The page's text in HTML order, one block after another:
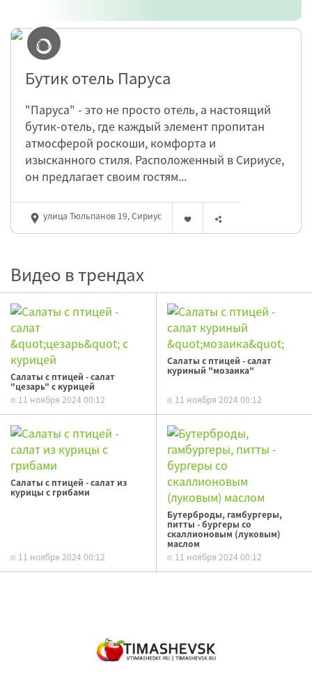
Бутик отель Паруса
"Паруса" - это не просто отель, а настоящий
бутик-отель, где каждый элемент пропитан
атмосферой роскоши, комфорта и
изысканного стиля. Расположенный в Сириусе,
он предлагает своим гостям...
улица Тюльпанов 19, Сириус
Видео в трендах
Салаты с птицей - салат
"цезарь" с курицей
11 ноября 2024 00:12
Салаты с птицей - салат
куриный "мозаика"
11 ноября 2024 00:12
Салаты с птицей - салат из
курицы с грибами
11 ноября 2024 00:12
Бутерброды, гамбургеры,
питты - бургеры со
скаллионовым (луковым)
маслом
11 ноября 2024 00:12